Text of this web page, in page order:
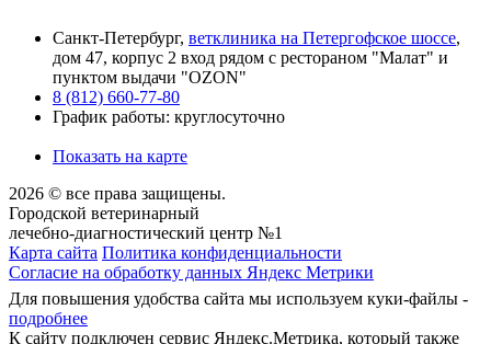
Санкт-Петербург, ветклиника на Петергофское шоссе,
дом 47, корпус 2 вход рядом с рестораном "Малат" и
пунктом выдачи "OZON"
8 (812) 660-77-80
График работы: круглосуточно
Показать на карте
2026 © все права защищены.
Городской ветеринарный
лечебно-диагностический центр №1
Карта сайта Политика конфиденциальности
Согласие на обработку данных Яндекс Метрики
Для повышения удобства сайта мы используем куки-файлы -
подробнее
К сайту подключен сервис Яндекс.Метрика, который также